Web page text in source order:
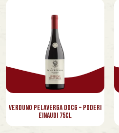
Verduno Pelaverga Docg – Poderi
Einaudi 75cl